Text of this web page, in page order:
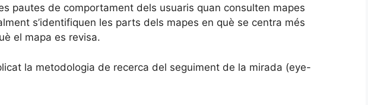
pautes de comportament dels usuaris quan consulten mapes
s’identifiquen les parts dels mapes en què se centra més
el mapa es revisa.
la metodologia de recerca del seguiment de la mirada (eye-